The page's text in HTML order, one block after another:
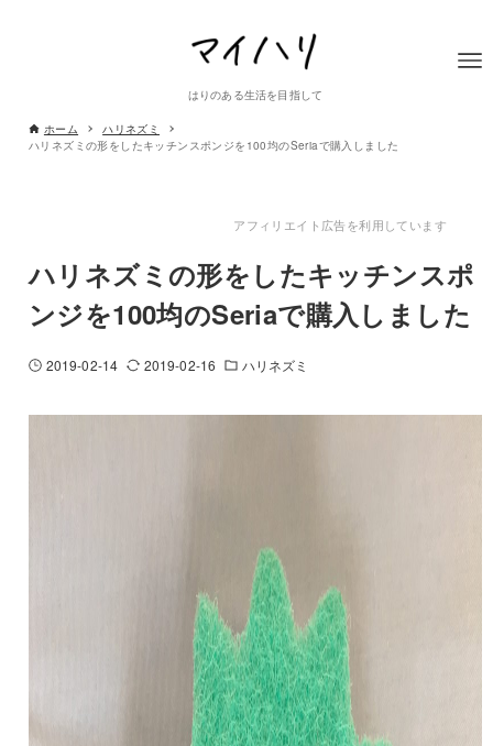
はりのある生活を目指して
ホーム
ハリネズミ
ハリネズミの形をしたキッチンスポンジを100均のSeriaで購入しました
アフィリエイト広告を利用しています
ハリネズミの形をしたキッチンスポ
ンジを100均のSeriaで購入しました
2019-02-14 2019-02-16 ハリネズミ